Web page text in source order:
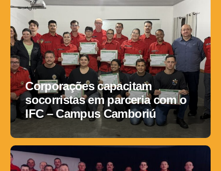
Corporações capacitam
socorristas em parceria com o
IFC – Campus Camboriú